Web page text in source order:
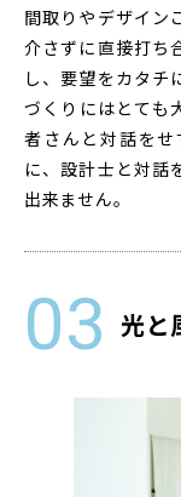
間取りやデザイン
介さずに直接打ち
し、要望をカタチ
づくりにはとても
者さんと対話を
に、設計士と対話
出来ません。
光と